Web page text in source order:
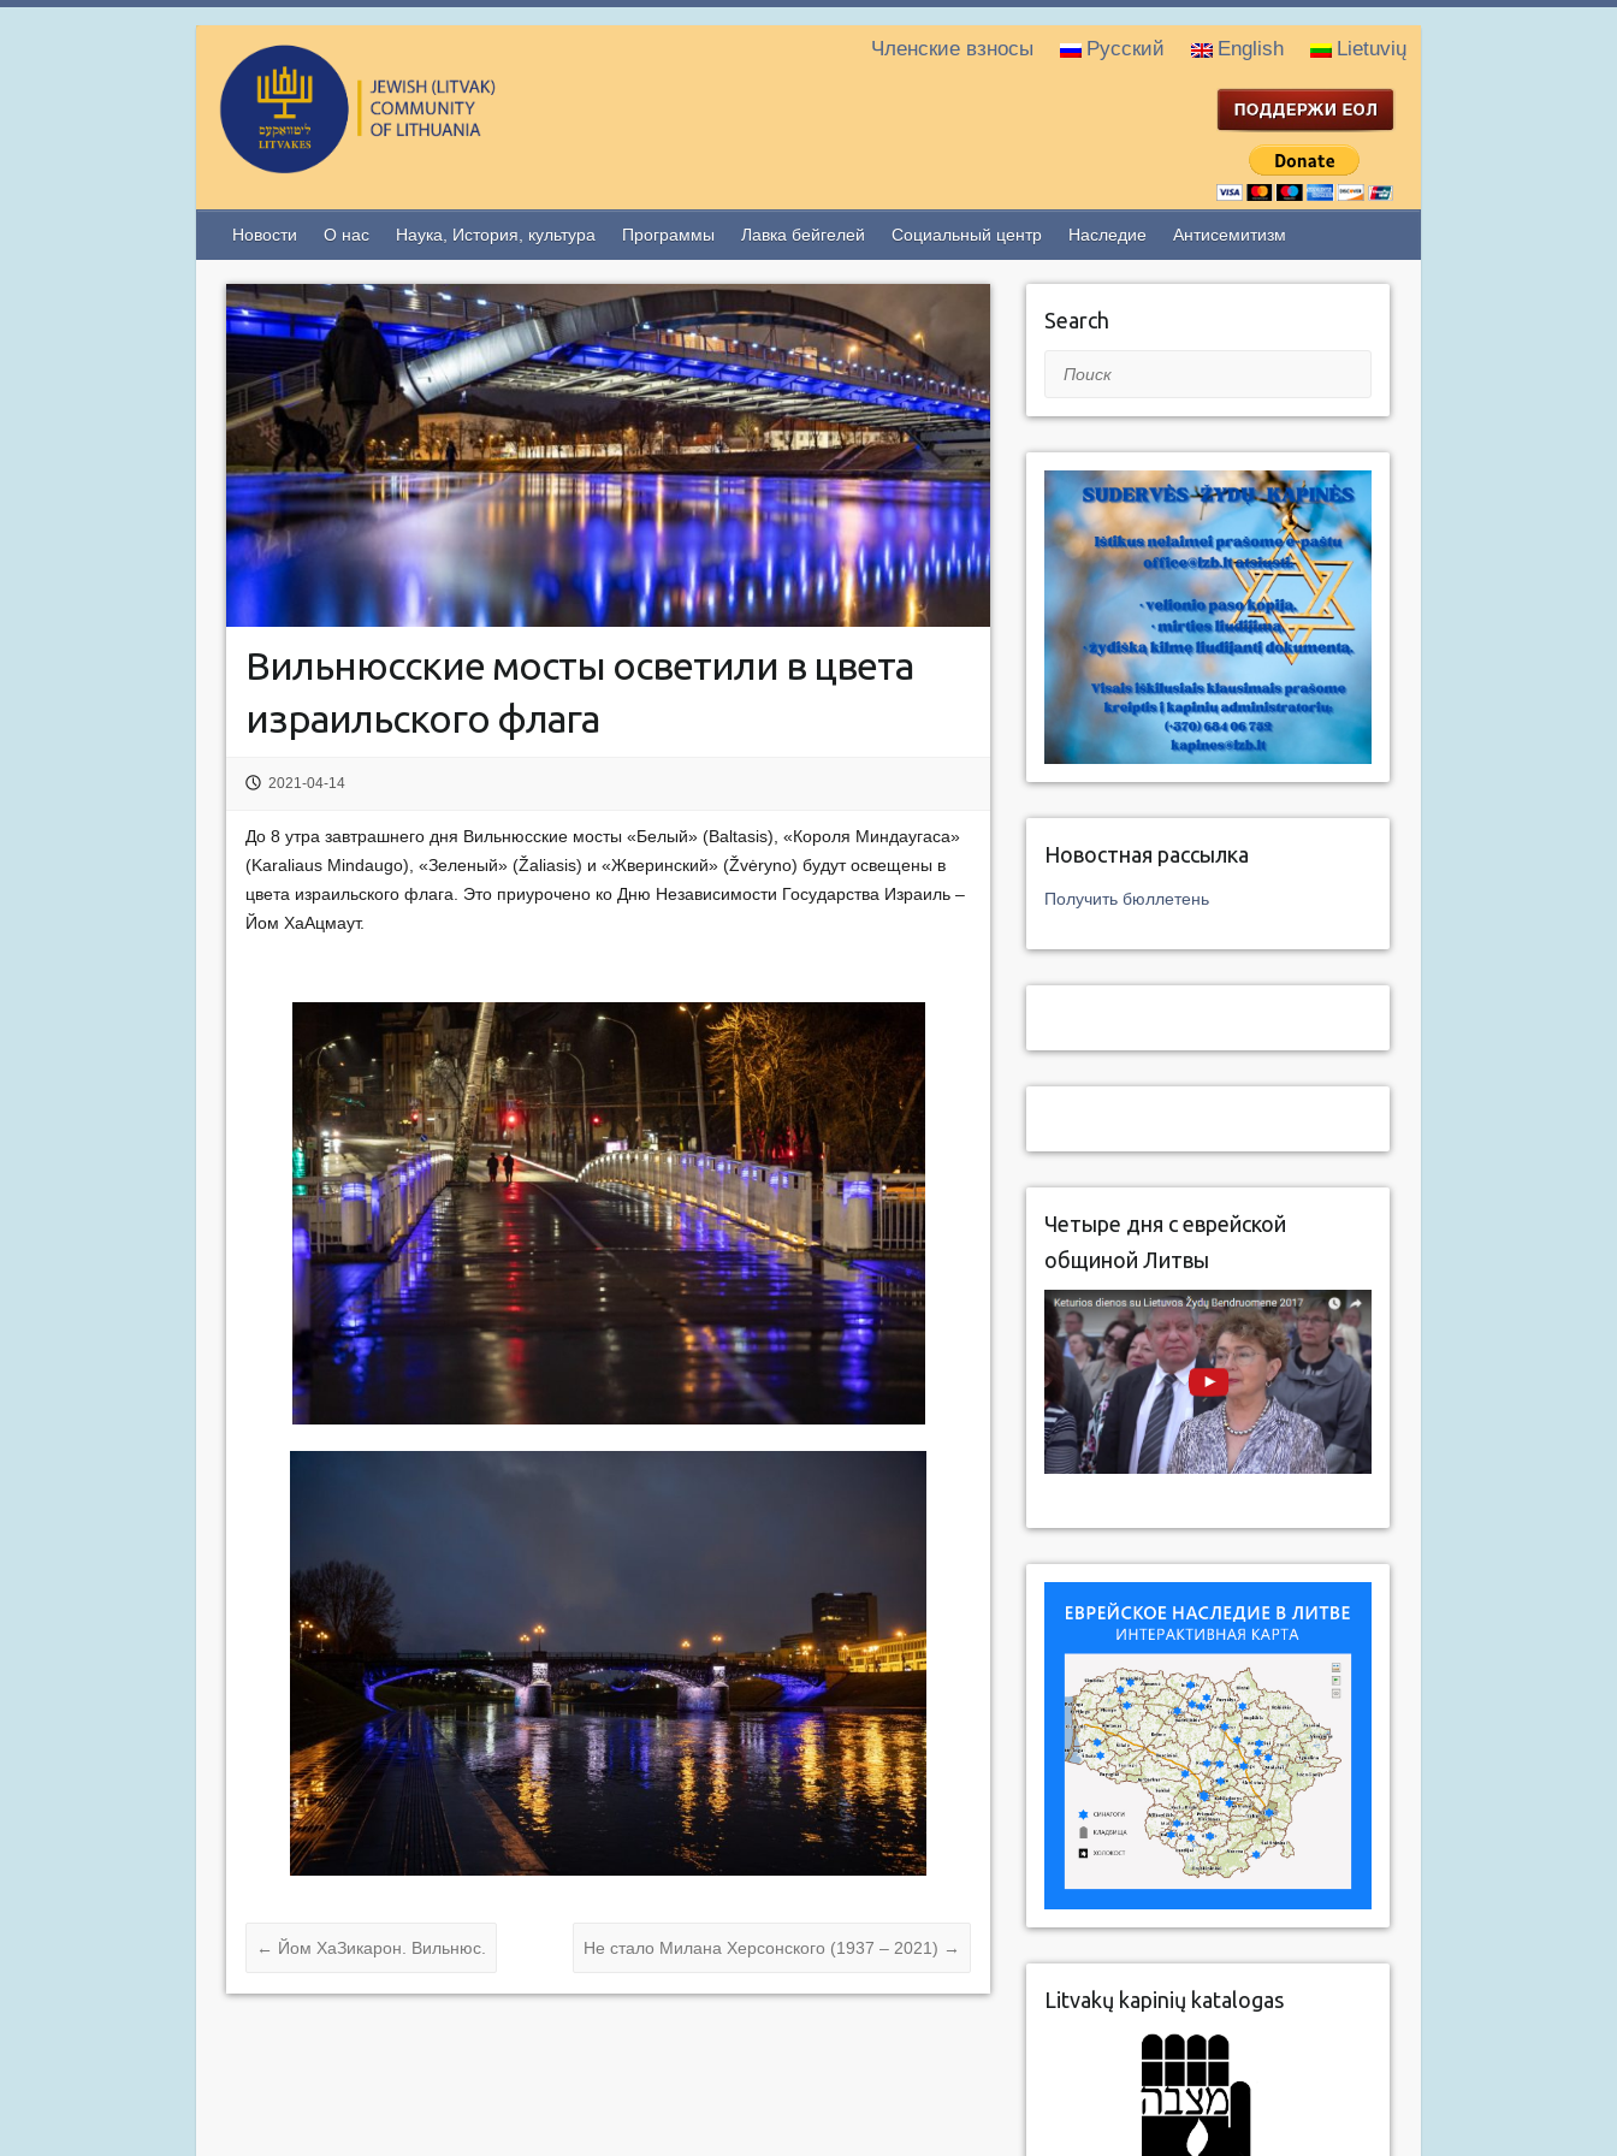
Членские взносы Русский English Lietuvių
Новости О нас Наука, История, культура Программы Лавка бейгелей Социальный центр Наследие Антисемитизм
Вильнюсские мосты осветили в цвета
израильского флага
2021-04-14
До 8 утра завтрашнего дня Вильнюсские мосты «Белый» (Baltasis), «Короля Миндаугаса»
(Karaliaus Mindaugo), «Зеленый» (Žaliasis) и «Жверинский» (Žvėryno) будут освещены в
цвета израильского флага. Это приурочено ко Дню Независимости Государства Израиль –
Йом ХаАцмаут.
← Йом ХаЗикарон. Вильнюс. Не стало Милана Херсонского (1937 – 2021) →
Search
Поиск
Новостная рассылка
Получить бюллетень
Четыре дня с еврейской
общиной Литвы
Litvakų kapinių katalogas